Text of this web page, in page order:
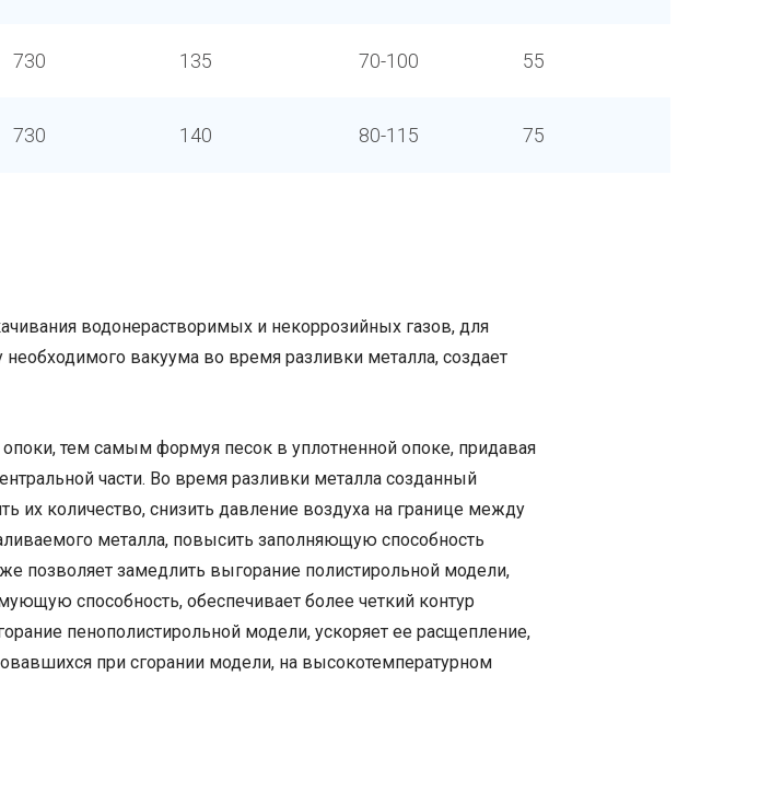
730 135 70-100 55
730 140 80-115 75
водонерастворимых и некоррозийных газов, для
вакуума во время разливки металла, создает
тем самым формуя песок в уплотненной опоке, придавая
части. Во время разливки металла созданный
их количество, снизить давление воздуха на границе между
металла, повысить заполняющую способность
позволяет замедлить выгорание полистирольной модели,
способность, обеспечивает более четкий контур
пенополистирольной модели, ускоряет ее расщепление,
при сгорании модели, на высокотемпературном